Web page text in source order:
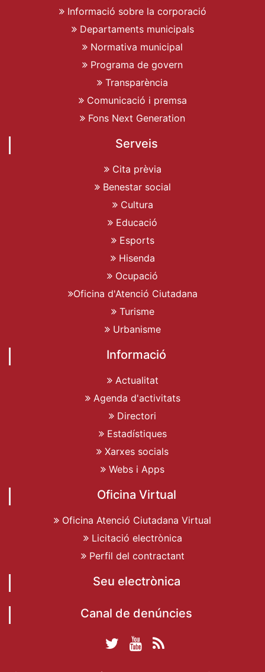
Informació sobre la corporació
Departaments municipals
Normativa municipal
Programa de govern
Transparència
Comunicació i premsa
Fons Next Generation
Serveis
Cita prèvia
Benestar social
Cultura
Educació
Esports
Hisenda
Ocupació
Oficina d'Atenció Ciutadana
Turisme
Urbanisme
Informació
Actualitat
Agenda d'activitats
Directori
Estadístiques
Xarxes socials
Webs i Apps
Oficina Virtual
Oficina Atenció Ciutadana Virtual
Licitació electrònica
Perfil del contractant
Seu electrònica
Canal de denúncies
Twitter Ajuntament